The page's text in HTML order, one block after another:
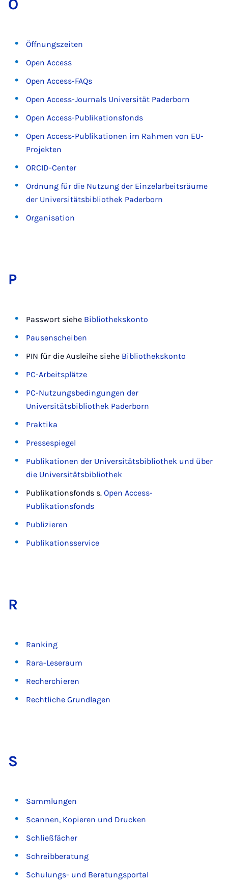
O
Öffnungszeiten
Open Access
Open Access-FAQs
Open Access-Journals Universität Paderborn
Open Access-Publikationsfonds
Open Access-Publikationen im Rahmen von EU-
Projekten
ORCID-Center
Ordnung für die Nutzung der Einzelarbeitsräume
der Universitätsbibliothek Paderborn
Organisation
P
Passwort siehe Bibliothekskonto
Pausenscheiben
PIN für die Ausleihe siehe Bibliothekskonto
PC-Arbeitsplätze
PC-Nutzungsbedingungen der
Universitätsbibliothek Paderborn
Praktika
Pressespiegel
Publikationen der Universitätsbibliothek und über
die Universitätsbibliothek
Publikationsfonds s.Open Access-
Publikationsfonds
Publizieren
Publikationsservice
R
Ranking
Rara-Leseraum
Recherchieren
Rechtliche Grundlagen
S
Sammlungen
Scannen, Kopieren und Drucken
Schließfächer
Schreibberatung
Schulungs- und Beratungsportal